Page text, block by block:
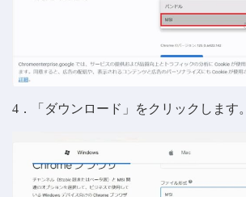
4．「ダウンロード」をクリックします。